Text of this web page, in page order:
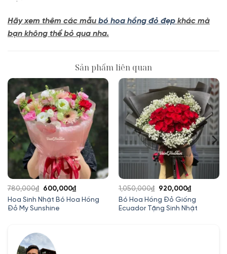
Hãy xem thêm các mẫu bó hoa hồng đỏ đẹp khác mà
bạn không thể bỏ qua nha.
Sản phẩm liên quan
Hoa Sinh Nhật Bó Hoa Hồng
Đỏ My Sunshine
780,000₫
Giá
gốc
là:
600,000₫Giá
hiện
Bó Hoa Hồng Đỏ Giống
Ecuador Tặng Sinh Nhật
1,050,000₫
Giá
gốc
là:
920,000₫Giá
hiện
tại